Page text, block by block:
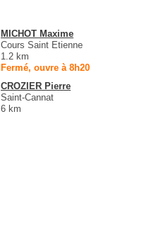
MICHOT Maxime
Cours Saint Etienne
1.2 km
Fermé, ouvre à 8h20
CROZIER Pierre
Saint-Cannat
6 km